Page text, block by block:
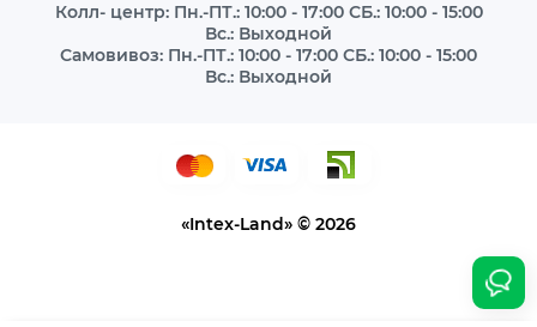
Колл- центр: Пн.-ПТ.: 10:00 - 17:00 СБ.: 10:00 - 15:00
Вс.: Выходной
Самовивоз: Пн.-ПТ.: 10:00 - 17:00 СБ.: 10:00 - 15:00
Вс.: Выходной
«Intex-Land» © 2026